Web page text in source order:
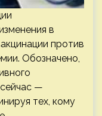
в
против
Обозначено,
—
тех, кому